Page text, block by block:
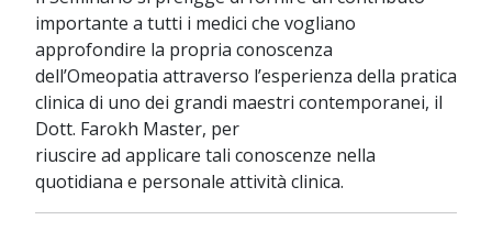
importante a tutti i medici che vogliano
approfondire la propria conoscenza
dell’Omeopatia attraverso l’esperienza della pratica
clinica di uno dei grandi maestri contemporanei, il
Dott. Farokh Master, per
riuscire ad applicare tali conoscenze nella
quotidiana e personale attività clinica.